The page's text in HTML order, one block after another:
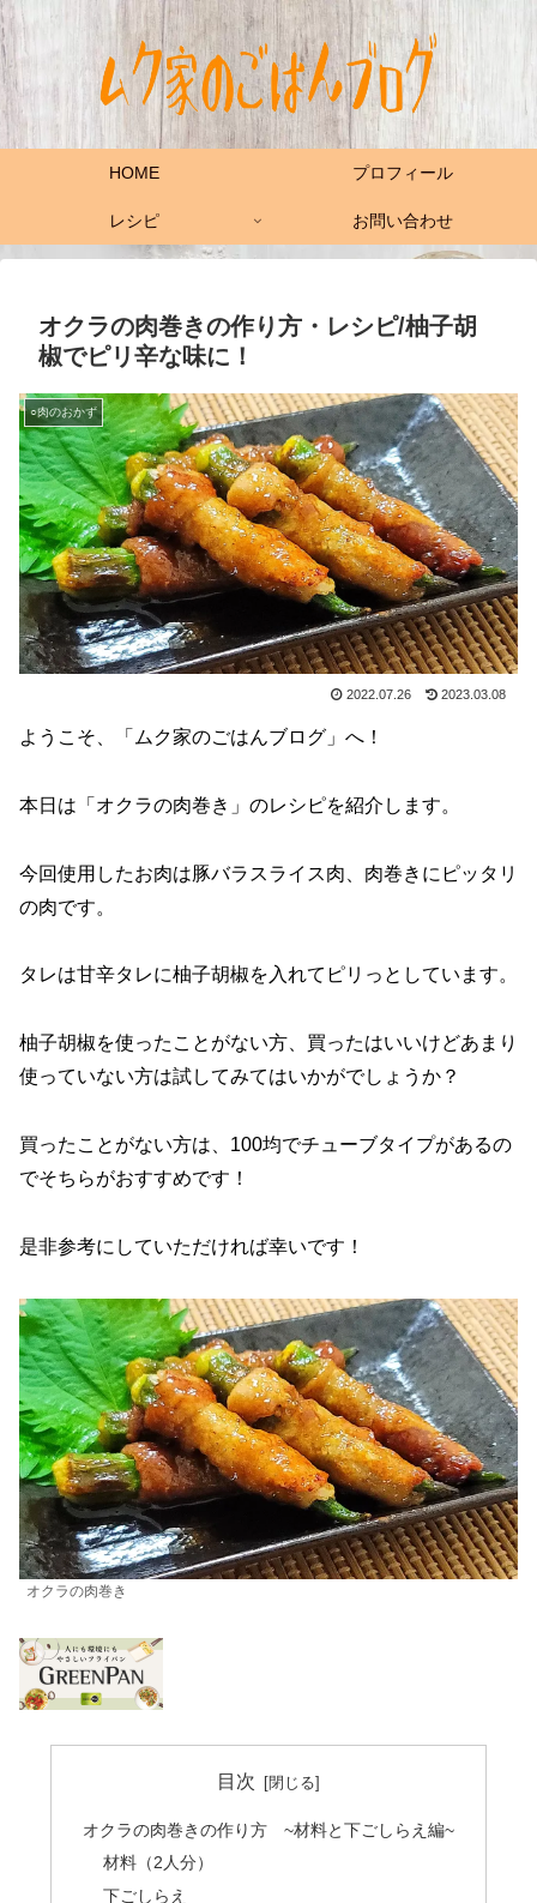
HOME プロフィール
レシピ お問い合わせ
オクラの肉巻きの作り方・レシピ/柚子胡
椒でピリ辛な味に！
○肉のおかず
2022.07.26 2023.03.08
ようこそ、「ムク家のごはんブログ」へ！
本日は「オクラの肉巻き」のレシピを紹介します。
今回使用したお肉は豚バラスライス肉、肉巻きにピッタリ
の肉です。
タレは甘辛タレに柚子胡椒を入れてピリっとしています。
柚子胡椒を使ったことがない方、買ったはいいけどあまり
使っていない方は試してみてはいかがでしょうか？
買ったことがない方は、100均でチューブタイプがあるの
でそちらがおすすめです！
是非参考にしていただければ幸いです！
オクラの肉巻き
目次
オクラの肉巻きの作り方 ~材料と下ごしらえ編~
材料（2人分）
下ごしらえ